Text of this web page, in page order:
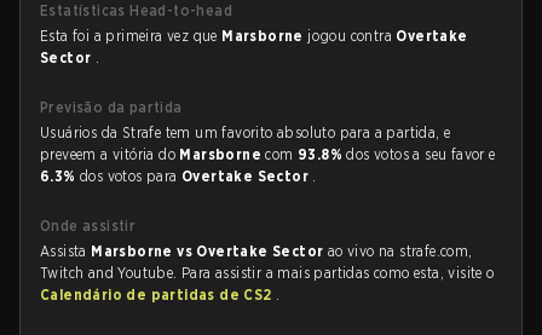
Estatísticas Head-to-head
Esta foi a primeira vez que Marsborne jogou contra Overtake
Sector .
Previsão da partida
Usuários da Strafe tem um favorito absoluto para a partida, e
preveem a vitória do Marsbornecom 93.8%dos votos a seu favor e
6.3% dos votos para Overtake Sector .
Onde assistir
Assista Marsborne vs Overtake Sector ao vivo na strafe.com,
Twitch and Youtube. Para assistir a mais partidas como esta, visite o
Calendário de partidas de CS2 .